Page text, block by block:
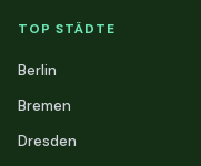
TOP STÄDTE
Berlin
Bremen
Dresden